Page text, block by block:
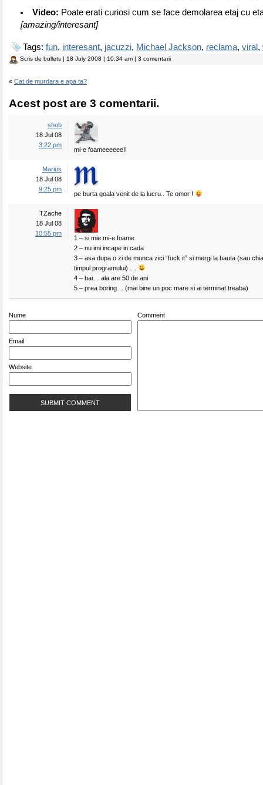
Video: Poate erati curiosi cum se face demolarea etaj cu
[amazing/interesant]
Tags: fun, interesant, jacuzzi, Michael Jackson, reclama, viral ,
Scris de bullets | 18 July 2008 | 10:34 am | 3 comentarii
« Cat de murdara e apa ta?
Acest post are 3 comentarii.
shob
18 Jul 08
3:22 pm
mi-e foameeeeee!!
Marius
18 Jul 08
9:25 pm
pe burta goala venit de la lucru.. Te omor !
TZache
18 Jul 08
10:55 pm
1 – si mie mi-e foame
2 – nu imi incape in cada
3 – asa dupa o zi de munca zici “fuck it” si mergi la bauta (sau
timpul programului) …
4 – bai… ala are 50 de ani
5 – prea boring… (mai bine un poc mare si ai terminat treaba)
Nume
Email
Website
Comment